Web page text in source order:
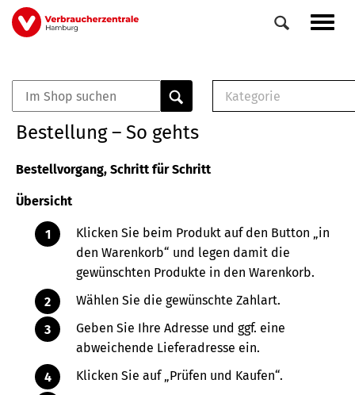
Direkt
zum
Veranstaltungen
0
Elemente
Kategorie
Buch
Bestellung – So gehts
Bestellvorgang, Schritt für Schritt
Übersicht
Klicken Sie beim Produkt auf den Button „in
den Warenkorb“ und legen damit die
gewünschten Produkte in den Warenkorb.
Wählen Sie die gewünschte Zahlart.
Geben Sie Ihre Adresse und ggf. eine
abweichende Lieferadresse ein.
Klicken Sie auf „Prüfen und Kaufen“.